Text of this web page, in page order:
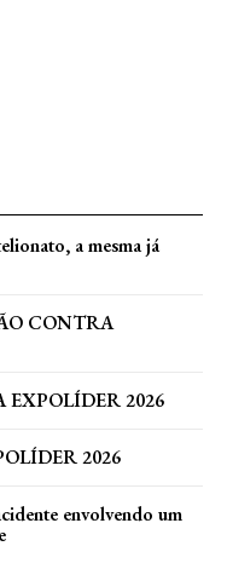
a mesma já
CONTRA
EXPOLÍDER 2026
2026
envolvendo um